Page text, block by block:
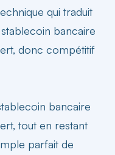
qui traduit
bancaire
donc compétitif
bancaire
tout en restant
parfait de